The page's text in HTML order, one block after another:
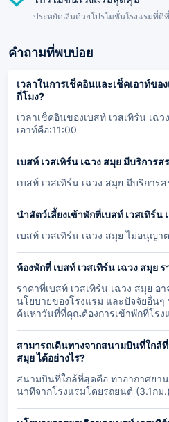
ประหยัดเงินด้วยโปรโมชั่นโรงแรมที่ดี
คำถามที่พบบ่อย
เวลาในการเช็คอินและเช็คเอาท์ขอ
กี่โมง?
เวลาเช็คอินของเบสท์ เวสเทิร์น เฉ
เอาท์คือ:11:00
เบสท์ เวสเทิร์น เฉวง สมุย มีบริการ
เบสท์ เวสเทิร์น เฉวง สมุย มีบริการ
นำสัตว์เลี้ยงเข้าพักที่เบสท์ เวสเทิร์น
เบสท์ เวสเทิร์น เฉวง สมุย ไม่อนุญา
ห้องพักที่ เบสท์ เวสเทิร์น เฉวง สมุย ร
ราคาที่เบสท์ เวสเทิร์น เฉวง สมุย
นโยบายของโรงแรม และปัจจัยอื่นๆ
ค้นหาวันที่ที่คุณต้องการเข้าพักที่โรง
สามารถเดินทางจากสนามบินที่ใกล้ที่
สมุย ได้อย่างไร?
สนามบินที่ใกล้ที่สุดคือ ท่าอากาศยา
นาทีจากโรงแรมโดยรถยนต์ (3.1กม.)